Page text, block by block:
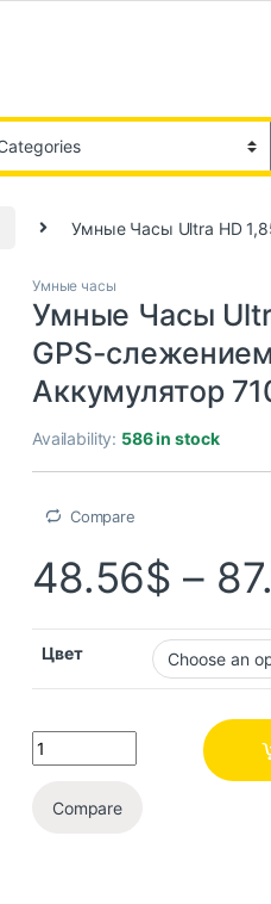
Умные Часы Ultra HD
Умные часы
Умные Часы
GPS-
Аккумулятор
Availability: 586 in stock
Compare
48.56$ –
Цвет
Compare